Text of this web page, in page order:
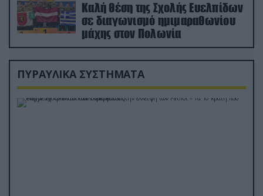
Καλή θέση της Σχολής Ευελπίδων
σε διαγωνισμό ημιμαραθωνίου
μάχης στον Πολωνία
ΠΥΡΑΥΛΙΚΑ ΣΥΣΤΗΜΑΤΑ